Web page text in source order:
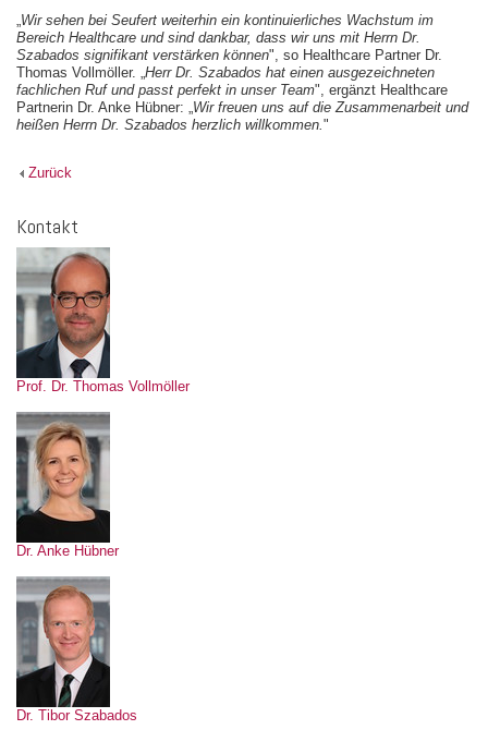
„Wir sehen bei Seufert weiterhin ein kontinuierliches Wachstum im
Bereich Healthcare und sind dankbar, dass wir uns mit Herrn Dr.
Szabados signifikant verstärken können", so Healthcare Partner Dr.
Thomas Vollmöller. „Herr Dr. Szabados hat einen ausgezeichneten
fachlichen Ruf und passt perfekt in unser Team", ergänzt Healthcare
Partnerin Dr. Anke Hübner: „Wir freuen uns auf die Zusammenarbeit und
heißen Herrn Dr. Szabados herzlich willkommen."
Zurück
Kontakt
Prof. Dr. Thomas Vollmöller
Dr. Anke Hübner
Dr. Tibor Szabados